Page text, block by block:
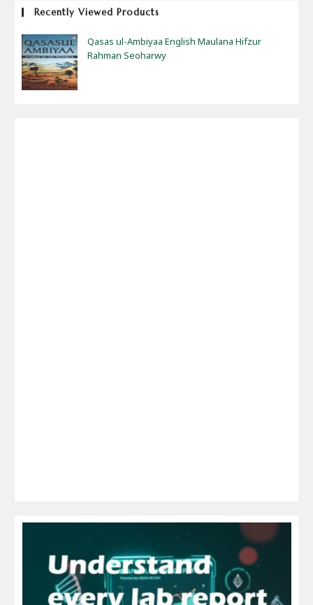
Recently Viewed Products
Qasas ul-Ambiyaa English Maulana Hifzur
Rahman Seoharwy